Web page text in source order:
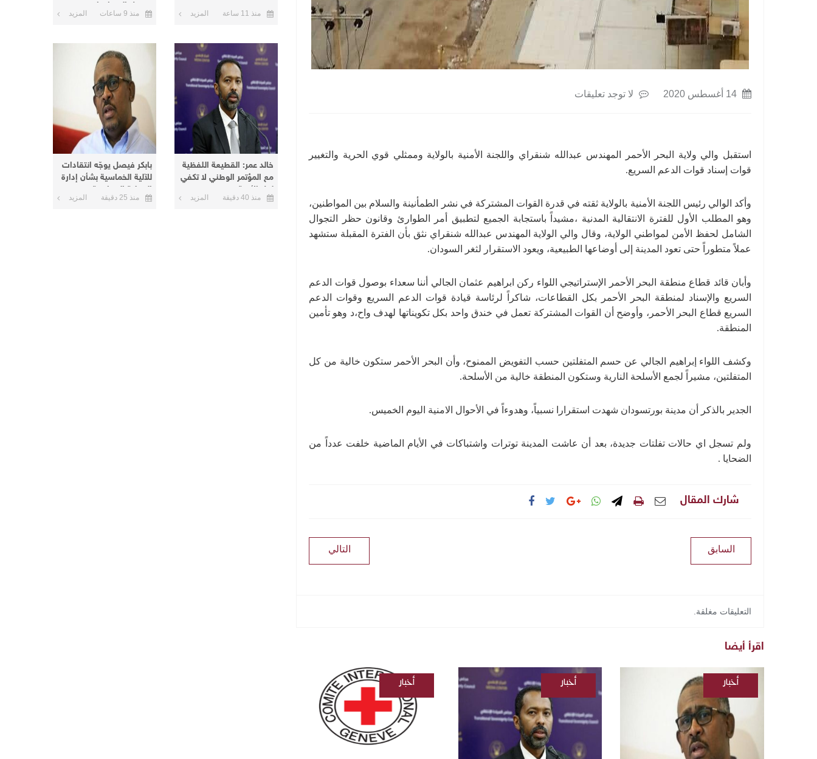
لا توجد تعليقات
استقبل والي ولاية البحر الأحمر المهندس عبدالله شنقراي واللجنة الأمنية بالولاية وممثلي قوي الحرية والتغيير
قوات إسناد قوات الدعم السريع.
وأكد الوالي رئيس اللجنة الأمنية بالولاية ثقته في قدرة القوات المشتركة في نشر الطمأنينة والسلام بين المواطنين،
وهو المطلب الأول للفترة الانتقالية المدنية ،مشيداً باستجابة الجميع لتطبيق أمر الطوارئ وقانون حظر التجوال
الشامل لحفظ الأمن لمواطني الولاية، وقال والي الولاية المهندس عبدالله شنقراي نثق بأن الفترة المقبلة ستشهد
عملاً متطوراً حتى تعود المدينة إلى أوضاعها الطبيعية، ويعود الاستقرار لثغر السودان.
وأبان قائد قطاع منطقة البحر الأحمر الإستراتيجي اللواء ركن ابراهيم عثمان الجالي أننا سعداء بوصول قوات الدعم
السريع والإسناد لمنطقة البحر الأحمر بكل القطاعات، شاكراً لرئاسة قيادة قوات الدعم السريع وقوات الدعم
السريع قطاع البحر الأحمر، وأوضح أن القوات المشتركة تعمل في خندق واحد بكل تكويناتها لهدف واح،د وهو تأمين
المنطقة.
وكشف اللواء إبراهيم الجالي عن حسم المتفلتين حسب التفويض الممنوح، وأن البحر الأحمر ستكون خالية من كل
المتفلتين، مشيراً لجمع الأسلحة النارية وستكون المنطقة خالية من الأسلحة.
الجدير بالذكر أن مدينة بورتسودان شهدت استقرارا نسبياً، وهدوءاً في الأحوال الامنية اليوم الخميس.
ولم تسجل اي حالات تفلتات جديدة، بعد أن عاشت المدينة توترات واشتباكات في الأيام الماضية خلفت عدداً من
الضحايا .
شارك المقال
التالي السابق
التعليقات مغلقة.
اقرأ أيضا
أخبار
/
السودانية
أخبار
السودانية
أخبار
/
السودانية
منذ 11 ساعة المزيد
وصول المساعدات
الإنسانية إلى دارفور
منذ 9 ساعات المزيد
​خالد عمر: القطيعة اللفظية
مع المؤتمر الوطني لا تكفي
لحل الأزمة
منذ 40 دقيقة المزيد
بابكر فيصل يوجّه انتقادات
للآلية الخماسية بشأن إدارة
العملية السياسية
منذ 25 دقيقة المزيد